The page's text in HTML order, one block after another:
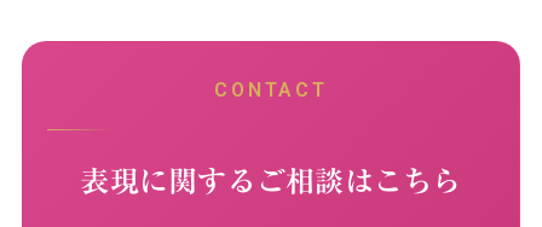
CONTACT
表現に関するご相談はこちら